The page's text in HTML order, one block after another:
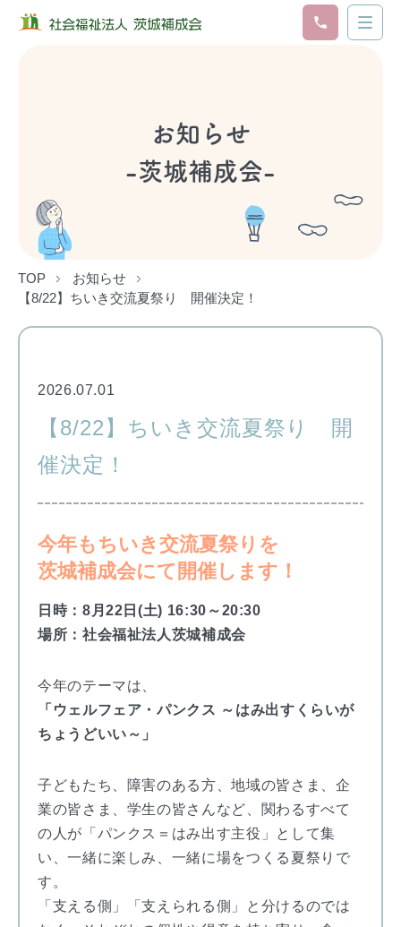
お知らせ
-茨城補成会-
TOP
お知らせ
【8/22】ちいき交流夏祭り 開催決定！
2026.07.01
【8/22】ちいき交流夏祭り 開
催決定！
今年もちいき交流夏祭りを
茨城補成会にて開催します！
日時：8月22日(土) 16:30～20:30
場所：社会福祉法人茨城補成会
今年のテーマは、
「ウェルフェア・パンクス ～はみ出すくらいが
ちょうどいい～」
子どもたち、障害のある方、地域の皆さま、企
業の皆さま、学生の皆さんなど、関わるすべて
の人が「パンクス＝はみ出す主役」として集
い、一緒に楽しみ、一緒に場をつくる夏祭りで
す。
「支える側」「支えられる側」と分けるのでは